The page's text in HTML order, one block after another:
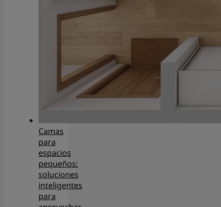
Camas
para
espacios
pequeños:
soluciones
inteligentes
para